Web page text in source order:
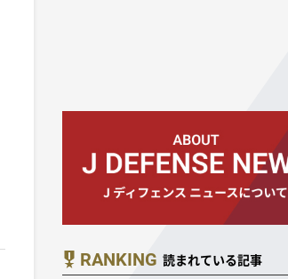
RANKING 読まれている記事